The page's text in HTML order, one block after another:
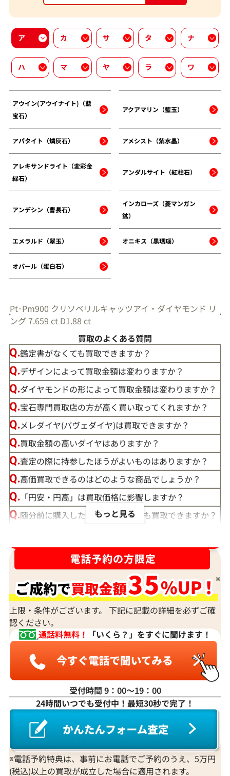
ア カ サ タ ナ
ハ マ ヤ ラ ワ
アウイン(アウイナイト)（藍
宝石）
アクアマリン（藍玉）
アパタイト（燐灰石） アメシスト（紫水晶）
アレキサンドライト（変彩金
緑石）
アンダルサイト（紅柱石）
アンデシン（曹長石）
インカローズ（菱マンガン
鉱）
エメラルド（翠玉） オニキス（黒瑪瑙）
オパール（蛋白石）
Pt･Pm900 クリソベリルキャッツアイ・ダイヤモンド リ
ング 7.659 ct D1.88 ct
買取のよくある質問
鑑定書がなくても買取できますか？
デザインによって買取金額は変わりますか？
ダイヤモンドの形によって買取金額は変わりますか？
宝石専門買取店の方が高く買い取ってくれますか？
メレダイヤ(パヴェダイヤ)は買取できますか？
買取金額の高いダイヤはありますか？
査定の際に持参したほうがよいものはありますか？
高価買取できるのはどのような商品でしょうか？
「円安・円高」は買取価格に影響しますか？
随分前に購入したダイヤモンドでも買取できますか？
宝石の大きさは買取価格に影響する？
ダイヤモンドの買取価格には、どんなことが影響しま
すか？
身分証明書がなぜ必要？
もっと見る
上限・条件がございます。 下記に記載の詳細を必ずご確
認ください。
通話料無料！
「いくら？」をすぐに聞けます！
受付時間 9：00〜19：00
24時間いつでも受付中！最短30秒で完了！
※電話予約特典は、事前にお電話でご予約のうえ、5万円
(税込)以上の買取が成立した場合に適用されます。